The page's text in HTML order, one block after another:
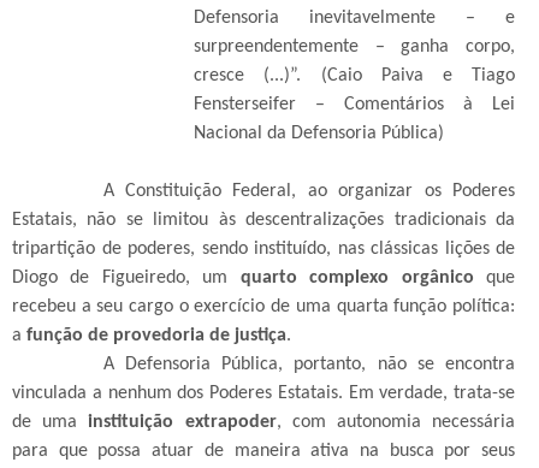
Defensoria inevitavelmente – e
surpreendentemente – ganha corpo,
cresce (...)”. (Caio Paiva e Tiago
Fensterseifer – Comentários à Lei
Nacional da Defensoria Pública)
A Constituição Federal, ao organizar os Poderes
Estatais, não se limitou às descentralizações tradicionais da
tripartição de poderes, sendo instituído, nas clássicas lições de
Diogo de Figueiredo, um quarto complexo orgânico que
recebeu a seu cargo o exercício de uma quarta função política:
a função de provedoria de justiça.
A Defensoria Pública, portanto, não se encontra
vinculada a nenhum dos Poderes Estatais. Em verdade, trata-se
de umainstituição extrapoder, com autonomia necessária
para que possa atuar de maneira ativa na busca por seus